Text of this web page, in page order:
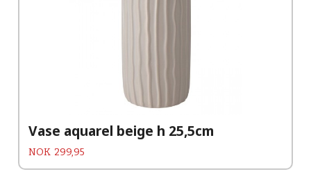
Vase aquarel beige h 25,5cm
Pris
NOK 299,95